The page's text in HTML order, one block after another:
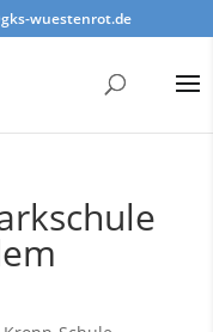
wuestenrot.de